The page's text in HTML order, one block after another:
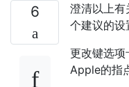
6
澄清以上
个建议的设
更改键选
Apple的指